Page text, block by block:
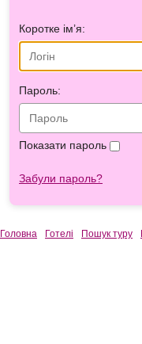
Коротке ім’я:
Пароль:
Показати пароль
Забули пароль?
Головна Готелі Пошук туру